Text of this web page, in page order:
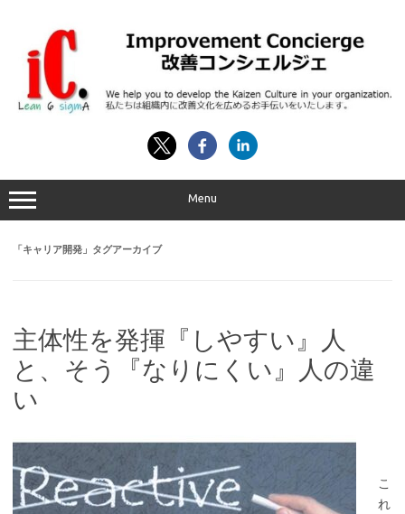
Menu
「キャリア開発 」タグアーカイブ
主体性を発揮『しやすい』人
と、そう『なりにくい』人の違
い
こ
れ